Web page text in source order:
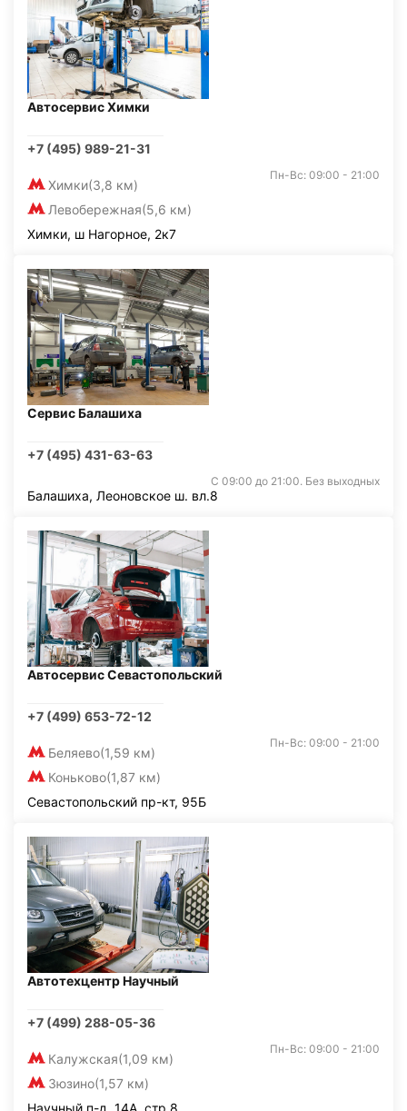
Автосервис Химки
+7 (495) 989-21-31
Химки(3,8 км)
Левобережная(5,6 км)
Пн-Вс: 09:00 - 21:00
Химки, ш Нагорное, 2к7
Сервис Балашиха
+7 (495) 431-63-63
С 09:00 до 21:00. Без выходных
Балашиха, Леоновское ш. вл.8
Автосервис Севастопольский
+7 (499) 653-72-12
Беляево(1,59 км)
Коньково(1,87 км)
Пн-Вс: 09:00 - 21:00
Севастопольский пр-кт, 95Б
Автотехцентр Научный
+7 (499) 288-05-36
Калужская(1,09 км)
Зюзино(1,57 км)
Пн-Вс: 09:00 - 21:00
Научный п-д, 14А, стр.8